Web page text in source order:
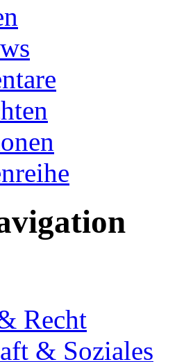
Recht
& Soziales